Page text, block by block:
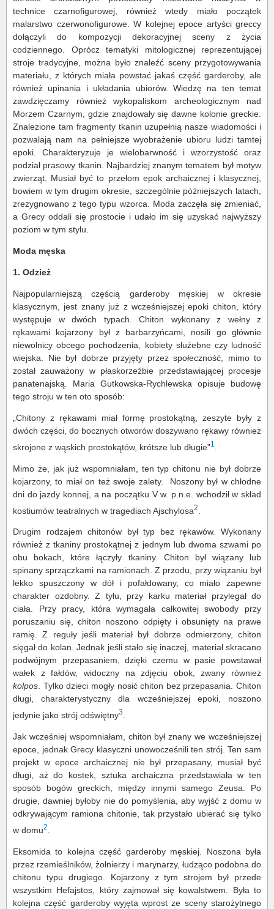
technice czarnofigurowej, również wtedy miało początek
malarstwo czerwonofigurowe. W kolejnej epoce artyści greccy
dołączyli do kompozycji dekoracyjnej sceny z życia
codziennego. Oprócz tematyki mitologicznej reprezentującej
stroje tradycyjne, można było znaleźć sceny przygotowywania
materiału, z których miała powstać jakaś część garderoby, ale
również upinania i układania ubiorów. Wiedzę na ten temat
zawdzięczamy również wykopaliskom archeologicznym nad
Morzem Czarnym, gdzie znajdowały się dawne kolonie greckie.
Znalezione tam fragmenty tkanin uzupełnią nasze wiadomości i
pozwalają nam na pełniejsze wyobrażenie ubioru ludzi tamtej
epoki. Charakteryzuje je wielobarwność i wzorzystość oraz
podział prasowy tkanin. Najbardziej znanym tematem był motyw
zwierząt. Musiał być to przełom epok archaicznej i klasycznej,
bowiem w tym drugim okresie, szczególnie późniejszych latach,
zrezygnowano z tego typu wzorca. Moda zaczęła się zmieniać,
a Grecy oddali się prostocie i udało im się uzyskać najwyższy
poziom w tym stylu.
Moda męska
1. Odzież
Najpopularniejszą częścią garderoby męskiej w okresie
klasycznym, jest znany już z wcześniejszej epoki chiton, który
występuje w dwóch typach. Chiton wykonany z wełny z
rękawami kojarzony był z barbarzyńcami, nosili go głównie
niewolnicy obcego pochodzenia, kobiety służebne czy ludność
wiejska. Nie był dobrze przyjęty przez społeczność, mimo to
został zauważony w płaskorzeźbie przedstawiającej procesje
panatenajską. Maria Gutkowska-Rychlewska opisuje budowę
tego stroju w ten oto sposób:
„Chitony z rękawami miał formę prostokątną, zeszyte były z
dwóch części, do bocznych otworów doszywano rękawy również
skrojone z wąskich prostokątów, krótsze lub długie”1
Mimo że, jak już wspomniałam, ten typ chitonu nie był dobrze
kojarzony, to miał on też swoje zalety. Noszony był w chłodne
dni do jazdy konnej, a na początku V w. p.n.e. wchodził w skład
kostiumów teatralnych w tragediach Ajschylosa2
Drugim rodzajem chitonów był typ bez rękawów. Wykonany
również z tkaniny prostokątnej z jednym lub dwoma szwami po
obu bokach, które łączyły tkaniny. Chiton był wiązany lub
spinany sprzączkami na ramionach. Z przodu, przy wiązaniu był
lekko spuszczony w dół i pofałdowany, co miało zapewne
charakter ozdobny. Z tyłu, przy karku materiał przylegał do
ciała. Przy pracy, która wymagała całkowitej swobody przy
poruszaniu się, chiton noszono odpięty i obsunięty na prawe
ramię. Z reguły jeśli materiał był dobrze odmierzony, chiton
sięgał do kolan. Jednak jeśli stało się inaczej, materiał skracano
podwójnym przepasaniem, dzięki czemu w pasie powstawał
wałek z fałdów, widoczny na zdjęciu obok, zwany również
kolpos. Tylko dzieci mogły nosić chiton bez przepasania. Chiton
długi, charakterystyczny dla wcześniejszej epoki, noszono
jedynie jako strój odświętny3
Jak wcześniej wspomniałam, chiton był znany we wcześniejszej
epoce, jednak Grecy klasyczni unowocześnili ten strój. Ten sam
projekt w epoce archaicznej nie był przepasany, musiał być
długi, aż do kostek, sztuka archaiczna przedstawiała w ten
sposób bogów greckich, między innymi samego Zeusa. Po
drugie, dawniej byłoby nie do pomyślenia, aby wyjść z domu w
odkrywającym ramiona chitonie, tak przystało ubierać się tylko
w domu2
Eksomida to kolejna część garderoby męskiej. Noszona była
przez rzemieślników, żołnierzy i marynarzy, łudząco podobna do
chitonu typu drugiego. Kojarzony z tym strojem był przede
wszystkim Hefajstos, który zajmował się kowalstwem. Była to
kolejna część garderoby wyjęta wprost ze sceny starożytnego